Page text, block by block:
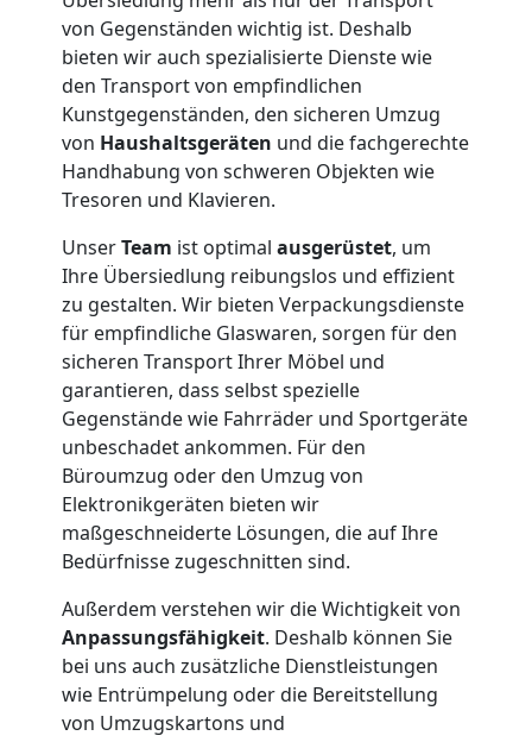
von Gegenständen wichtig ist. Deshalb
bieten wir auch spezialisierte Dienste wie
den Transport von empfindlichen
Kunstgegenständen, den sicheren Umzug
von Haushaltsgeräten und die fachgerechte
Handhabung von schweren Objekten wie
Tresoren und Klavieren.
UnserTeam ist optimal ausgerüstet, um
Ihre Übersiedlung reibungslos und effizient
zu gestalten. Wir bieten Verpackungsdienste
für empfindliche Glaswaren, sorgen für den
sicheren Transport Ihrer Möbel und
garantieren, dass selbst spezielle
Gegenstände wie Fahrräder und Sportgeräte
unbeschadet ankommen. Für den
Büroumzug oder den Umzug von
Elektronikgeräten bieten wir
maßgeschneiderte Lösungen, die auf Ihre
Bedürfnisse zugeschnitten sind.
Außerdem verstehen wir die Wichtigkeit von
Anpassungsfähigkeit. Deshalb können Sie
bei uns auch zusätzliche Dienstleistungen
wie Entrümpelung oder die Bereitstellung
von Umzugskartons und